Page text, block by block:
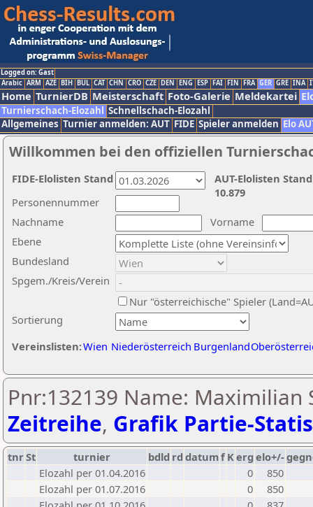
Logged on: Gast
Arabic ARM AZE BIH BUL CAT CHN CRO CZE DEN ENG ESP FAI FIN FRA GER GRE INA
Home TurnierDB Meisterschaft Foto-Galerie Meldekartei
Turnierschach-Elozahl Schnellschach-Elozahl
Allgemeines Turnier anmelden: AUT FIDE Spieler anmelden Elo
Willkommen bei den offiziellen
Nachname
Vorname
Ebene
Sortierung
Personennummer
Bundesland
Spgem./Kreis/Verein
Nur "österreichische" Spieler
Vereinslisten:Wien Niederösterreich Burgenland
AUT-Elolisten
10.879
FIDE-Elolisten Stand
Pnr:132139 Name: Maximilian
Zeitreihe, Grafik Partie-
tnrSt turnier bdld rd datumf Kerg elo+/-
Elozahl per 01.04.2016
0
850
Elozahl per 01.07.2016
0
850